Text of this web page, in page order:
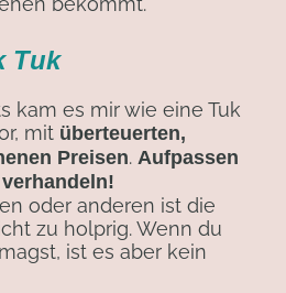
Tuk
kam es mir wie eine Tuk
mit überteuerten,
Preisen. Aufpassen
oder anderen ist die
zu holprig. Wenn du
ist es aber kein